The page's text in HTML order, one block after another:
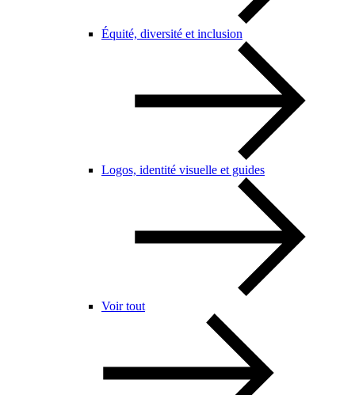
Équité, diversité et inclusion
Logos, identité visuelle et guides
Voir tout